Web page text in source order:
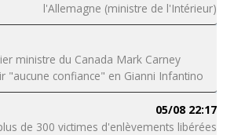
l'Allemagne (ministre de l'Intérieur)
ministre du Canada Mark Carney
"aucune confiance" en Gianni Infantino
05/08 22:17
de 300 victimes d'enlèvements libérées